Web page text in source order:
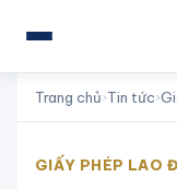
Trang chủ›Tin tức›
GIẤY PHÉP LAO